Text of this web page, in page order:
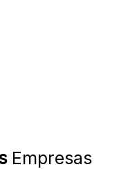
Empresas